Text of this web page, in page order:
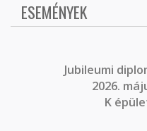
ESEMÉNYEK
Jubileumi
2026.
K